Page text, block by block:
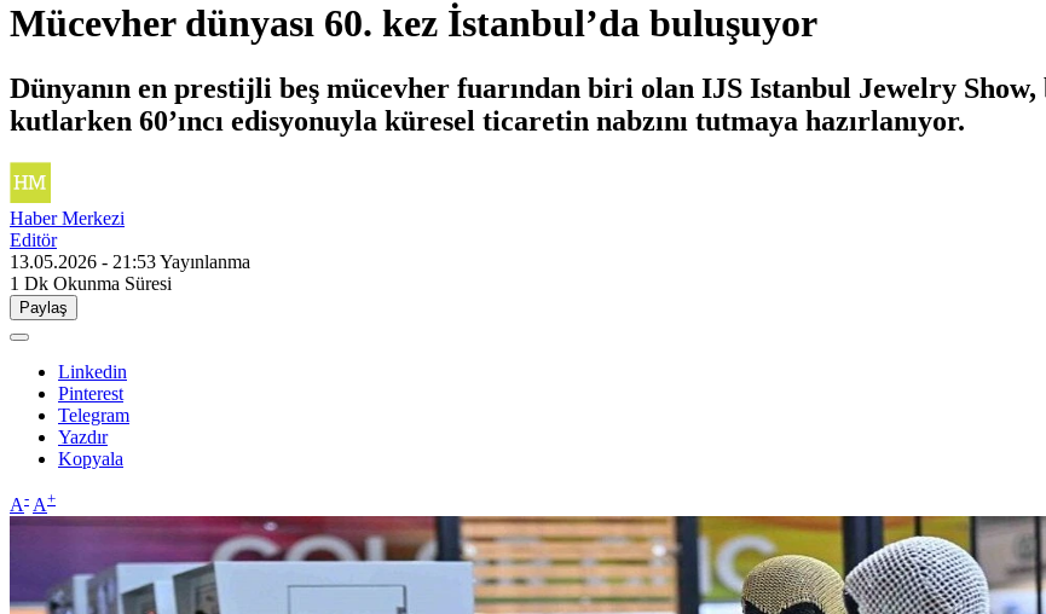
Mücevher dünyası 60. kez İstanbul’da buluşuyor
Dünyanın en prestijli beş mücevher fuarından biri olan IJS Istanbul Jewelry Show,
kutlarken 60’ıncı edisyonuyla küresel ticaretin nabzını tutmaya hazırlanıyor.
Haber Merkezi
Editör
13.05.2026 - 21:53Yayınlanma
1 Dk Okunma Süresi
Paylaş
Linkedin
Pinterest
Telegram
Yazdır
Kopyala
A- A+